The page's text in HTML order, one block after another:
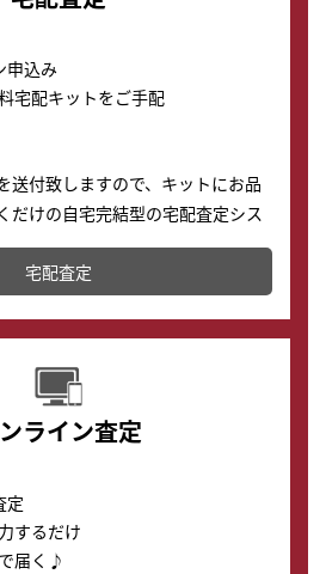
申込み
宅配キットをご手配
送付致しますので、キットにお品
だけの自宅完結型の宅配査定シス
査定・買取に出すことが可能で
宅配査定
ライン査定
定
するだけ
届く♪